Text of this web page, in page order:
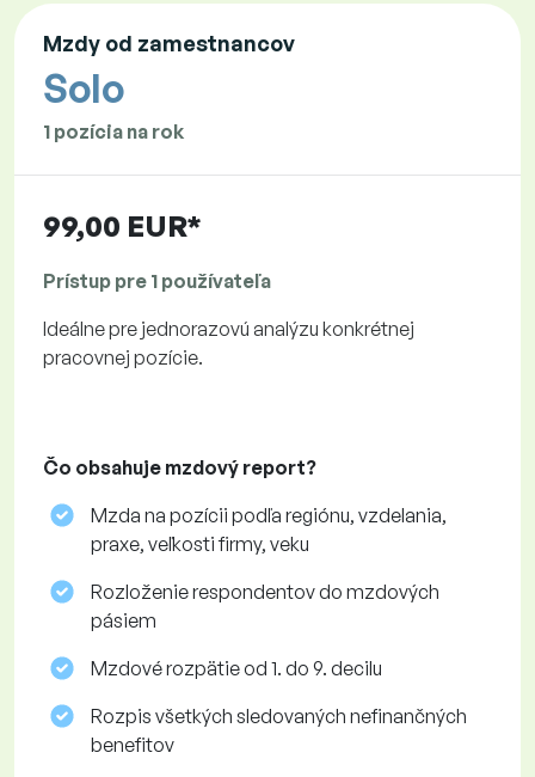
Mzdy od zamestnancov
Solo
1 pozícia na rok
99,00 EUR*
Prístup pre 1 používateľa
Ideálne pre jednorazovú analýzu konkrétnej
pracovnej pozície.
Čo obsahuje mzdový report?
Mzda na pozícii podľa regiónu, vzdelania,
praxe, veľkosti firmy, veku
Rozloženie respondentov do mzdových
pásiem
Mzdové rozpätie od 1. do 9. decilu
Rozpis všetkých sledovaných nefinančných
benefitov